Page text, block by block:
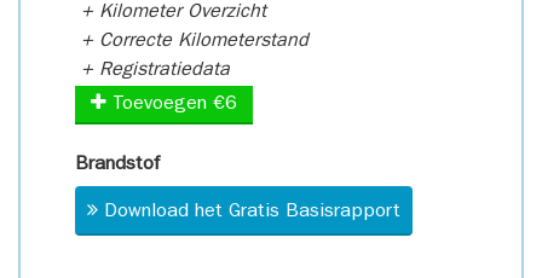
+ Kilometer Overzicht
+ Correcte Kilometerstand
+ Registratiedata
Toevoegen €6
Brandstof
Download het Gratis Basisrapport